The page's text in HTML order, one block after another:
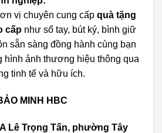
vị chuyên cung cấp quà tặng
cấp như sổ tay, bút ký, bình giữ
sẵn sàng đồng hành cùng bạn
hình ảnh thương hiệu thông qua
tinh tế và hữu ích.
MINH HBC
Lê Trọng Tấn, phường Tây